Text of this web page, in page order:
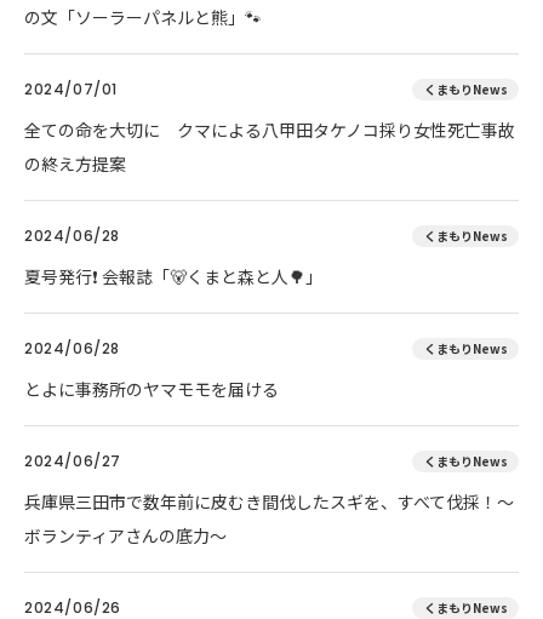
の文「ソーラーパネルと熊」🐾
2024/07/01 くまもりNews
全ての命を大切に クマによる八甲田タケノコ採り女性死亡事故
の終え方提案
2024/06/28 くまもりNews
夏号発行❗️ 会報誌「🐻くまと森と人🌳」
2024/06/28 くまもりNews
とよに事務所のヤマモモを届ける
2024/06/27 くまもりNews
兵庫県三田市で数年前に皮むき間伐したスギを、すべて伐採！～
ボランティアさんの底力～
2024/06/26 くまもりNews